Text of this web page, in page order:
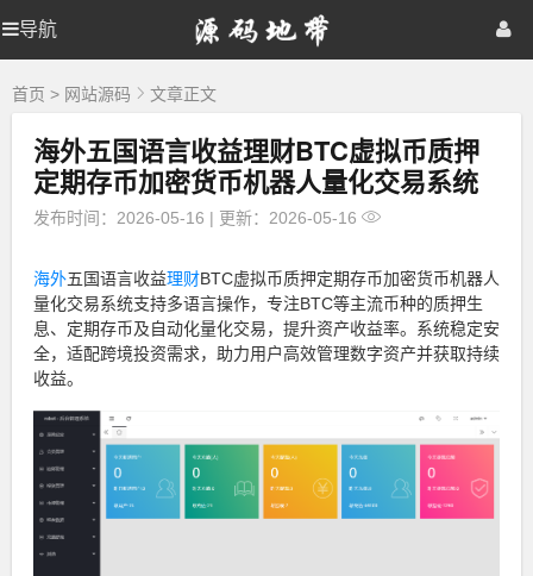
导航
源
码
带
源
码
首页 网站源码
棋牌源码
首页 > 网站源码 文章正文
海外五国语言收益理财BTC虚拟币质押
定期存币加密货币机器人量化交易系统
发布时间：2026-05-16 | 更新：2026-05-16
海外五国语言收益理财BTC虚拟币质押定期存币加密货币机器人
量化交易系统支持多语言操作，专注BTC等主流币种的质押生
息、定期存币及自动化量化交易，提升资产收益率。系统稳定安
全，适配跨境投资需求，助力用户高效管理数字资产并获取持续
收益。